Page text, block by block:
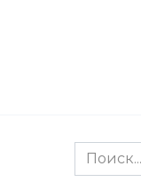
Search
for: